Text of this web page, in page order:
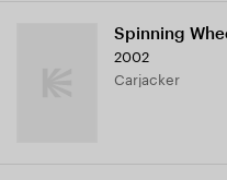
Spinning
2002
Carjacker